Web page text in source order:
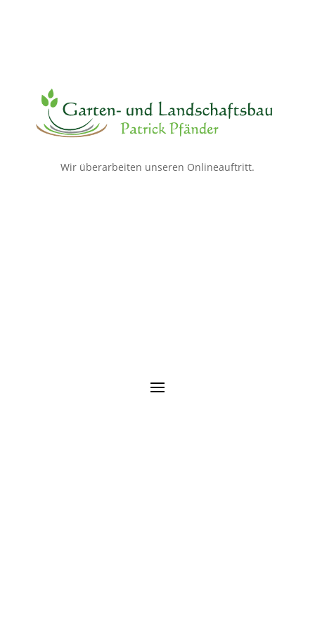
Wir überarbeiten unseren Onlineauftritt.